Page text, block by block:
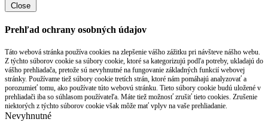
Close
Prehľad ochrany osobných údajov
Táto webová stránka používa cookies na zlepšenie vášho zážitku pri návšteve nášho webu.
Z týchto súborov cookie sa súbory cookie, ktoré sa kategorizujú podľa potreby, ukladajú do
vášho prehliadača, pretože sú nevyhnutné na fungovanie základných funkcií webovej
stránky. Používame tiež súbory cookie tretích strán, ktoré nám pomáhajú analyzovať a
porozumieť tomu, ako používate túto webovú stránku. Tieto súbory cookie budú uložené v
prehliadači iba so súhlasom používateľa. Máte tiež možnosť zrušiť tieto cookies. Zrušenie
niektorých z týchto súborov cookie však môže mať vplyv na vaše prehliadanie.
Nevyhnutné